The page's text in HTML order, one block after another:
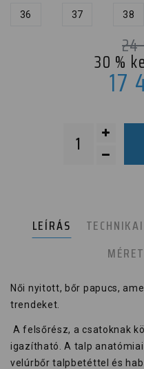
36 37 38
24
30 %
17
LEÍRÁS
Női nyitott, bőr papucs,
trendeket.
A felsőrész, a csatoknak
igazítható. A talp
velúrbőr talpbetéttel és